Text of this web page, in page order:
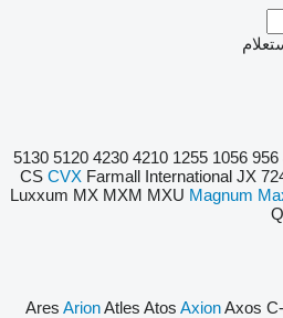
956
1056
1255
4210
4230
5120
5130
CS CVX Farmall International JX
Luxxum MX MXM MXU Magnum
Ares ArionAtles Atos AxionAxos